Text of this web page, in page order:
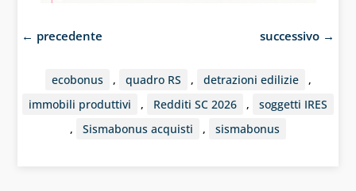
← precedente successivo →
ecobonus , quadro RS , detrazioni edilizie
,
immobili produttivi
, Redditi SC 2026 ,
soggetti IRES
,
Sismabonus acquisti , sismabonus